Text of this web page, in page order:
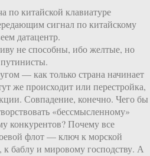
по китайской клавиатуре
сигнал по китайскому
датацентр.
не способны, ибо желтые, но
— как только страна начинает
же происходит или перестройка,
Совпадение, конечно. Чего бы
«бессмысленному»
конкурентов? Почему все
флот — ключ к морской
к баблу и мировому господству. А